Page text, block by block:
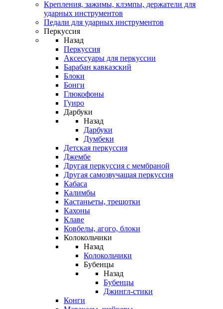
Крепления, зажимы, клэмпы, держатели для
ударных инструментов
Педали для ударных инструментов
Перкуссия
Назад
Перкуссия
Аксессуары для перкуссии
Барабан кавказский
Блоки
Бонги
Глюкофоны
Гуиро
Дарбуки
Назад
Дарбуки
Думбеки
Детская перкуссия
Джембе
Другая перкуссия с мембраной
Другая самозвучащая перкуссия
Кабаса
Калимбы
Кастаньеты, трещотки
Кахоны
Клаве
Ковбелы, агого, блоки
Колокольчики
Назад
Колокольчики
Бубенцы
Назад
Бубенцы
Джингл-стики
Конги